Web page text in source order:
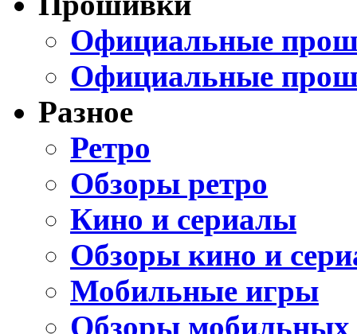
Официальные
Официальные
Разное
Ретро
Обзоры ретро
Кино и сериалы
Обзоры кино и
Мобильные игры
Обзоры мобильных